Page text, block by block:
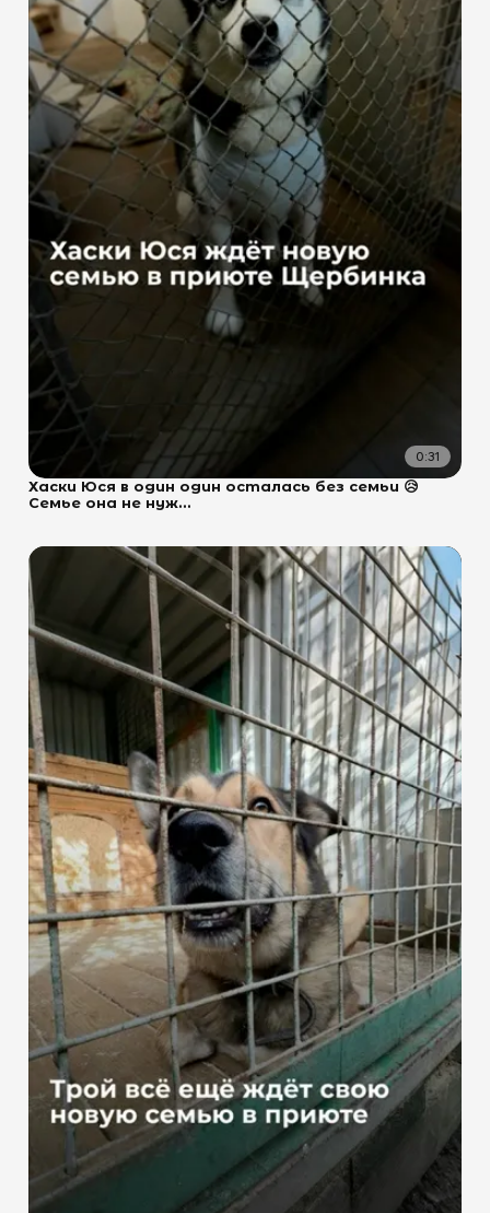
0:31
Хаски Юся в один один осталась без семьи 😥
Семье она не нуж...